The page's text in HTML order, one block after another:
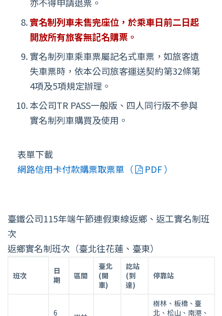
實名制列車未售完座位，於乘車日前二日起
開放所有旅客無記名購票。
實名制列車乘車票屬記名式車票，如旅客遺
失車票時，依本公司旅客運送契約第32條第
4項及5項規定辦理。
本公司TR PASS一般版、四人同行版不參與
實名制列車購買及使用。
表單下載
網路信用卡付款購票取票單（
PDF ）
臺鐵公司115年端午節連假東線返鄉、返工實名制班
次
返鄉實名制班次（臺北往花蓮、臺東）
鄉班次
日
期
區間
臺北
(開
車)
訖站
(到
達)
停靠站
6
樹林、板橋、臺
北、松山、南港、